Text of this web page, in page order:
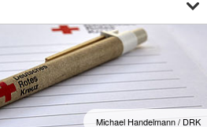
Michael Handelmann / DRK